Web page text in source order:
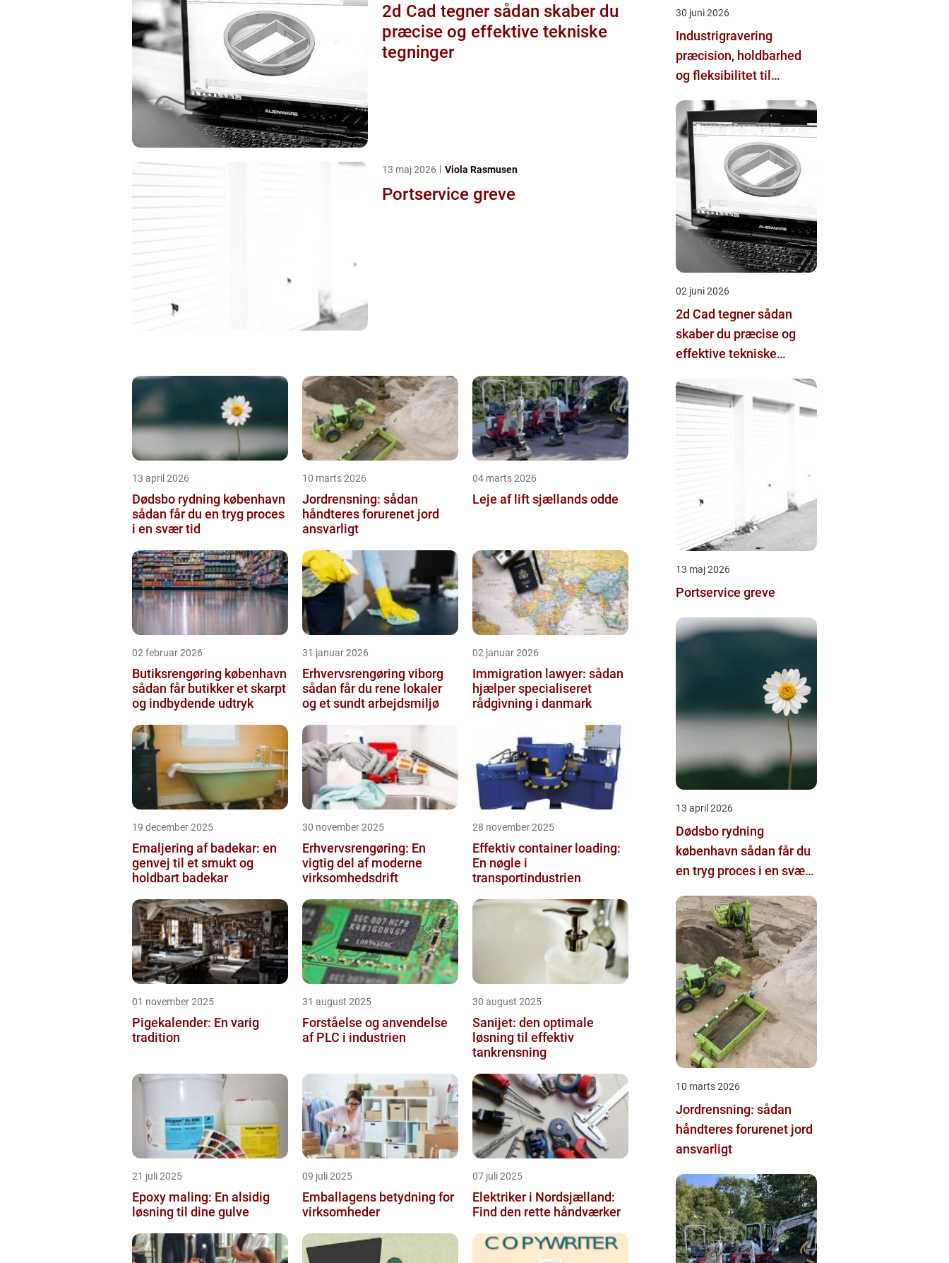
2d Cad tegner sådan skaber du
præcise og effektive tekniske
tegninger
13 maj 2026 Viola Rasmusen
Portservice greve
13 april 2026
Dødsbo rydning københavn
sådan får du en tryg proces
i en svær tid
10 marts 2026
Jordrensning: sådan
håndteres forurenet jord
ansvarligt
04 marts 2026
Leje af lift sjællands odde
02 februar 2026
Butiksrengøring københavn
sådan får butikker et skarpt
og indbydende udtryk
31 januar 2026
Erhvervsrengøring viborg
sådan får du rene lokaler
og et sundt arbejdsmiljø
02 januar 2026
Immigration lawyer: sådan
hjælper specialiseret
rådgivning i danmark
19 december 2025
Emaljering af badekar: en
genvej til et smukt og
holdbart badekar
30 november 2025
Erhvervsrengøring: En
vigtig del af moderne
virksomhedsdrift
28 november 2025
Effektiv container loading:
En nøgle i
transportindustrien
01 november 2025
Pigekalender: En varig
tradition
31 august 2025
Forståelse og anvendelse
af PLC i industrien
30 august 2025
Sanijet: den optimale
løsning til effektiv
tankrensning
21 juli 2025
Epoxy maling: En alsidig
løsning til dine gulve
09 juli 2025
Emballagens betydning for
virksomheder
07 juli 2025
Elektriker i Nordsjælland:
Find den rette håndværker
30 juni 2026
Industrigravering
præcision, holdbarhed
og fleksibilitet til
02 juni 2026
2d Cad tegner sådan
skaber du præcise og
effektive tekniske
13 maj 2026
Portservice greve
13 april 2026
Dødsbo rydning
københavn sådan får du
en tryg proces i en svær
10 marts 2026
Jordrensning: sådan
håndteres forurenet jord
ansvarligt